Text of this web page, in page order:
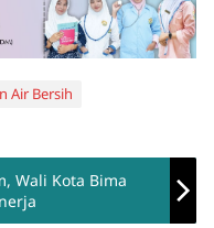
Air Bersih
Wali Kota Bima